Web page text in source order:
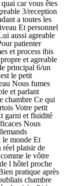
car vous êtes
3/reception
a toutes les
Et personnel
aussi agreable
patienter
et process ibis
et agreable
principal 6/un
le petit
Nous fumes
et parlant
chambre Ce qui
Votre petit
garni et fluidité
Nous
le monde Et
réel plaisir de
le vôtre
l hôtel proche
pratique après
chambre